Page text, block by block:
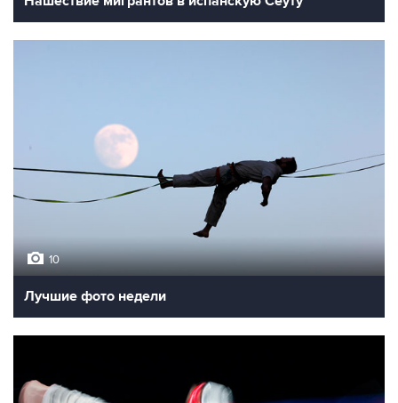
10
Лучшие фото недели